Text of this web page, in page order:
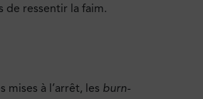
de ressentir la faim.
à l’arrêt, les burn-